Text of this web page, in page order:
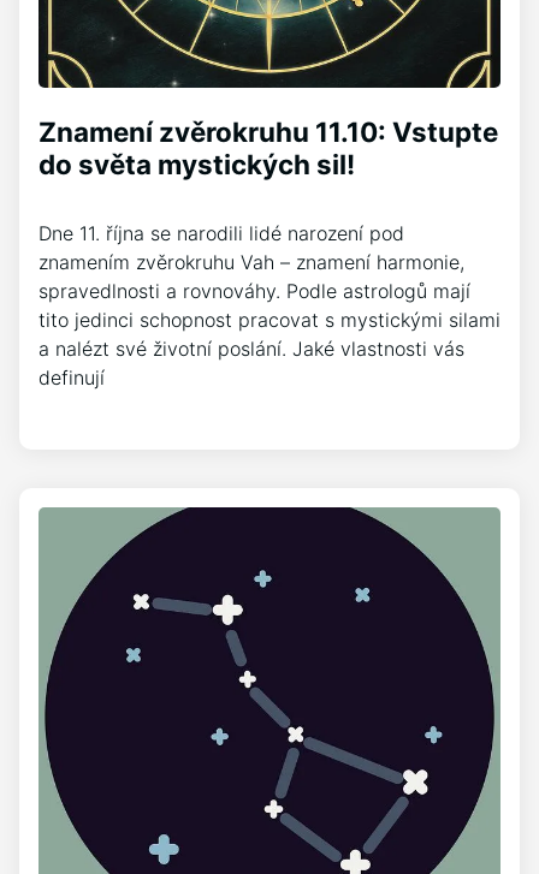
Znamení zvěrokruhu 11.10: Vstupte
do světa mystických sil!
Dne 11. října se narodili lidé narození pod
znamením zvěrokruhu Vah – znamení harmonie,
spravedlnosti a rovnováhy. Podle astrologů mají
tito jedinci schopnost pracovat s mystickými silami
a nalézt své životní poslání. Jaké vlastnosti vás
definují